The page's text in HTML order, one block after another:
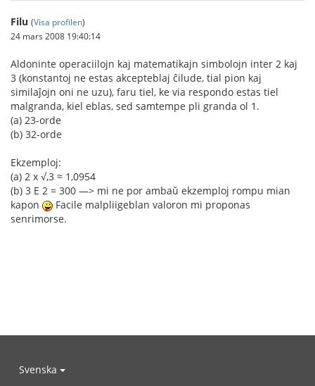
Filu (Visa profilen)
24 mars 2008 19:40:14
Aldoninte operaciilojn kaj matematikajn simbolojn inter 2 kaj
3 (konstantoj ne estas akcepteblaj ĉilude, tial pion kaj
similaĵojn oni ne uzu), faru tiel, ke via respondo estas tiel
malgranda, kiel eblas, sed samtempe pli granda ol 1.
(a) 23-orde
(b) 32-orde
Ekzemploj:
(a) 2 x √,3 ≈ 1,0954
(b) 3 E 2 = 300 —> mi ne por ambaŭ ekzemploj rompu mian
kapon
Facile malpliigeblan valoron mi proponas
senrimorse.
Svenska